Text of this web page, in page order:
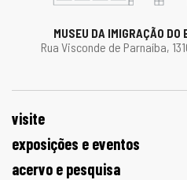
MUSEU DA IMIGRAÇÃO DO
Rua Visconde de Parnaíba,
visite
exposições e eventos
acervo e pesquisa